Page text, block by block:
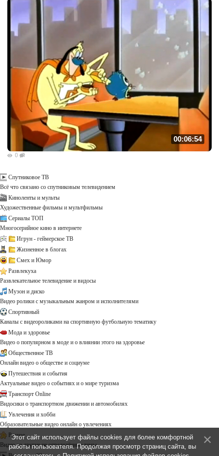
00:06:54
0
Спутниковое ТВ
Всё что связано со спутниковым телевидением
Киноленты и мульты
Художественные фильмы и мультфильмы
Сериалы ТОП
Многосерийное кино в интернете
Игрун - геймерское ТВ
Жизненное в блогах
Смех и Юмор
Развлекуха
Развлекательное телевидение и видосы
Музон и диско
Видео ролики с музыкальным жанром и исполнителями
Спортивный
Каналы с видеороликами на спортивную футбольную тематику
Мода и здоровье
Видео о популярном в моде и о влиянии этого на здоровье
Общественное ТВ
Онлайн видео о обществе и социуме
Путешествия и события
Актуальные видео о событиях и о мире туризма
Транспорт Online
Видосики о транспортном движении и автомобилях
Увлечения и хобби
Образовательные видео онлайн о увлечениях
Разное
Видео на другие не определённые темы ...
Этот сайт использует файлы cookies для более комфортной
работы пользователя. Продолжая просмотр страниц сайта, вы